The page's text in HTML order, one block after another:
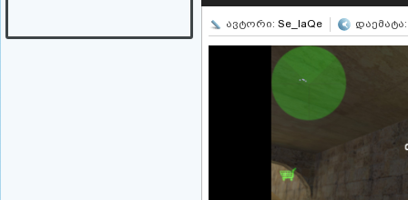
ავტორი: Se_IaQe დაემატა: